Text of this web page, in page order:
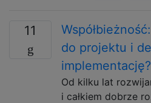
11
do projektu i
implementację?
Od kilku lat
i całkiem dobrze